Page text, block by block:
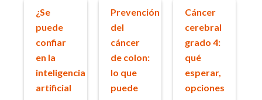
¿Se
puede
confiar
en la
inteligencia
artificial
Prevención
del
cáncer
de colon:
lo que
puede
Cáncer
cerebral
grado 4:
qué
esperar,
opciones